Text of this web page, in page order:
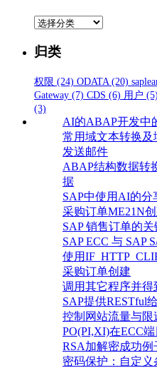
分
归类
权限 (24) ODATA (20)
Gateway (7) CDS (6) 用户 (5)
(3)
AI的ABAP开发中
常用域文本转换及
发送邮件
ABAP结构数据转
据
SAP中使用AI的分
采购订单ME21N
SAP 销售订单的
SAP ECC 与 SAP
使用
采购订单创建
调用其它程序并
SAP提供RESTful
控制网站流量与限
PO(PI,XI)在ECC
RSA加解密成功例
密码保护：自定